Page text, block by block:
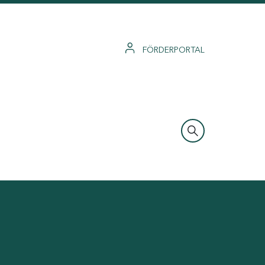
FÖRDERPORTAL